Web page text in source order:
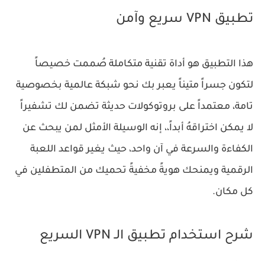
تطبيق VPN سريع وآمن
هذا التطبيق هو أداة تقنية متكاملة صُممت خصيصاً
لتكون جسراً متيناً يعبر بك نحو شبكة عالمية بخصوصية
تامة، معتمداً على بروتوكولات حديثة تضمن لك تشفيراً
لا يمكن اختراقهُ أبداً،، إنه الوسيلة الأمثل لمن يبحث عن
الكفاءة والسرعة في آن واحد، حيث يغير قواعد اللعبة
الرقمية ويمنحك هويةً مخفيةً تحميك من المتطفلين في
كل مكان.
شرح استخدام تطبيق الـ VPN السريع